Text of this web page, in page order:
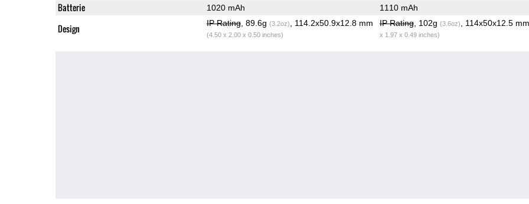
Batterie 1020 mAh 1110 mAh
Design IP Rating, 89.6g (3.2oz) , 114.2x50.9x12.8 mm
(4.50 x 2.00 x 0.50 inches)
IP Rating, 102g (3.6oz) , 114x50x12.5 mm
x 1.97 x 0.49 inches)